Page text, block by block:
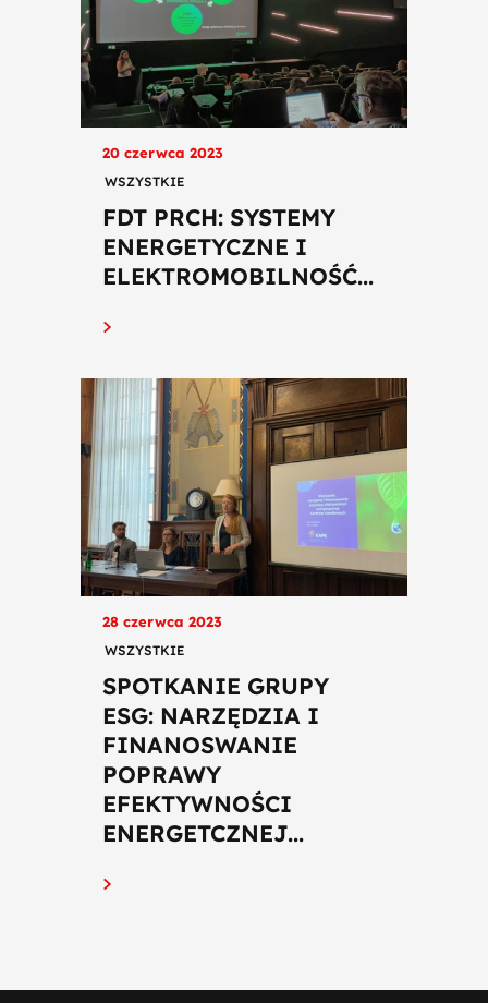
20 czerwca 2023
WSZYSTKIE
FDT PRCH: SYSTEMY
ENERGETYCZNE I
ELEKTROMOBILNOŚĆ...
28 czerwca 2023
WSZYSTKIE
SPOTKANIE GRUPY
ESG: NARZĘDZIA I
FINANOSWANIE
POPRAWY
EFEKTYWNOŚCI
ENERGETCZNEJ...